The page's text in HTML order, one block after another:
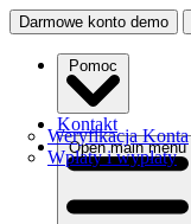
Darmowe konto demo
Pomoc
Weryfikacja Konta
Wpłaty i wypłaty
Kontakt
Open main menu